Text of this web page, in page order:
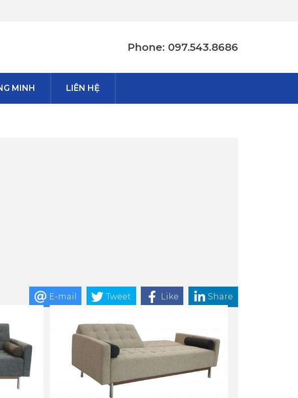
Phone: 097.543.8686
MINH LIÊN HỆ
E-mail Tweet Like Share